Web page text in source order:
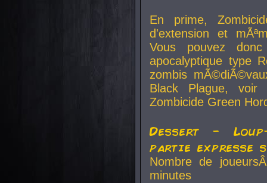
En prime,
d'extension et
Vous pouvez
apocalyptique type
zombis
Black Plague,
Zombicide Green
Dessert -
partie expresse
Nombre de
minutes